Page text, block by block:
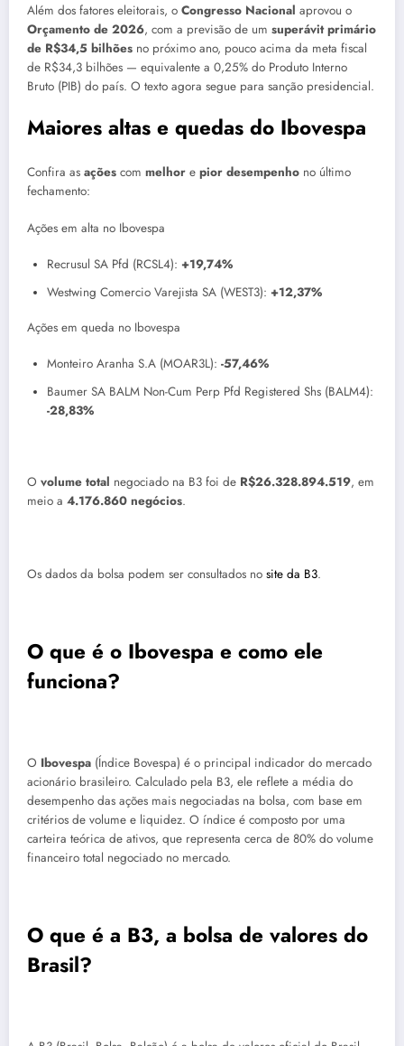
Além dos fatores eleitorais, o Congresso Nacional aprovou o
Orçamento de 2026, com a previsão de um superávit primário
de R$34,5 bilhões no próximo ano, pouco acima da meta fiscal
de R$34,3 bilhões — equivalente a 0,25% do Produto Interno
Bruto (PIB) do país. O texto agora segue para sanção presidencial.
Maiores altas e quedas do Ibovespa
Confira as ações com melhor e pior desempenho no último
fechamento:
Ações em alta no Ibovespa
Recrusul SA Pfd (RCSL4): +19,74%
Westwing Comercio Varejista SA (WEST3): +12,37%
Ações em queda no Ibovespa
Monteiro Aranha S.A (MOAR3L): -57,46%
Baumer SA BALM Non-Cum Perp Pfd Registered Shs (BALM4):
-28,83%
O volume total negociado na B3 foi de R$26.328.894.519, em
meio a 4.176.860 negócios.
Os dados da bolsa podem ser consultados no site da B3.
O que é o Ibovespa e como ele
funciona?
O Ibovespa (Índice Bovespa) é o principal indicador do mercado
acionário brasileiro. Calculado pela B3, ele reflete a média do
desempenho das ações mais negociadas na bolsa, com base em
critérios de volume e liquidez. O índice é composto por uma
carteira teórica de ativos, que representa cerca de 80% do volume
financeiro total negociado no mercado.
O que é a B3, a bolsa de valores do
Brasil?